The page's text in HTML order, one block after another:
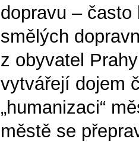
dopravu –
smělých
z obyvatel
vytvářejí dojem
„humanizaci“
městě se